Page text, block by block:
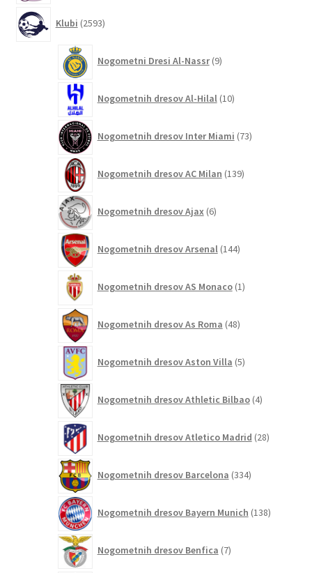
Klubi 2593izdelkov
Nogometni Dresi Al-Nassr 9izdelkov
Nogometnih dresov Al-Hilal 10izdelkov
Nogometnih dresov Inter Miami 73izdelkov
Nogometnih dresov AC Milan 139izdelkov
Nogometnih dresov Ajax 6izdelkov
Nogometnih dresov Arsenal 144izdelkov
Nogometnih dresov AS Monaco 1izdelek
Nogometnih dresov As Roma 48izdelkov
Nogometnih dresov Aston Villa 5izdelkov
Nogometnih dresov Athletic Bilbao 4izdelki
Nogometnih dresov Atletico Madrid 28izdelkov
Nogometnih dresov Barcelona 334izdelkov
Nogometnih dresov Bayern Munich 138izdelkov
Nogometnih dresov Benfica 7izdelkov